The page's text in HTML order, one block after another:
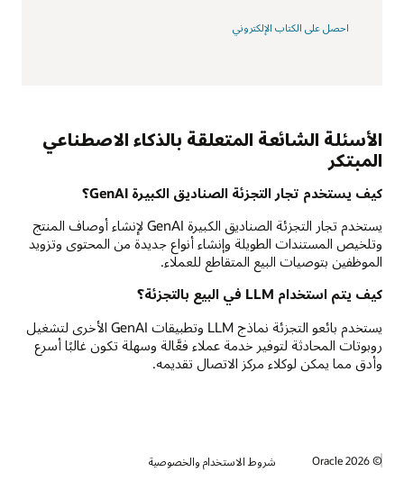
احصل على الكتاب الإلكتروني
الأسئلة الشائعة المتعلقة بالذكاء الاصطناعي
المبتكر
كيف يستخدم تجار التجزئة الصناديق الكبيرة GenAI؟
يستخدم تجار التجزئة الصناديق الكبيرة GenAI لإنشاء أوصاف المنتج
وتلخيص المستندات الطويلة وإنشاء أنواع جديدة من المحتوى وتزويد
الموظفين بتوصيات البيع المتقاطع للعملاء.
كيف يتم استخدام LLM في البيع بالتجزئة؟
يستخدم بائعو التجزئة نماذج LLM وتطبيقات GenAI الأخرى لتشغيل
روبوتات المحادثة لتوفير خدمة عملاء فعَّالة وسهلة تكون غالبًا أسرع
وأدق مما يمكن لوكلاء مركز الاتصال تقديمه.
© 2026 Oracle شروط الاستخدام والخصوصية